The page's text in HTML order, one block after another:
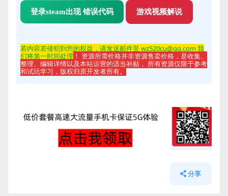
登录steam出现 错误代码 游戏视频解说
若内容若侵犯到您的权益，请发送邮件至 wz520cu@qq.com 我
们将第一时间处理 ！ 资源所需价格并非资源售卖价格，是收集、
整理、编辑详情以及本站运营的适当补贴， 所有资源仅限于参考
和试玩学习，版权归原开发者所有。
分享